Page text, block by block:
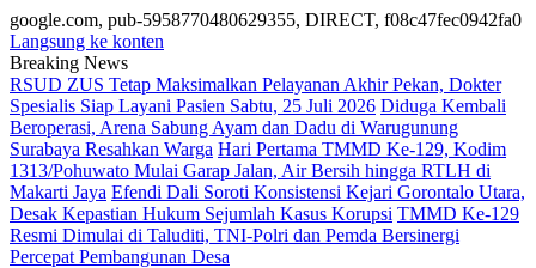
google.com, pub-5958770480629355, DIRECT, f08c47fec0942fa0
Langsung ke konten
Breaking News
RSUD ZUS Tetap Maksimalkan Pelayanan Akhir Pekan, Dokter
Spesialis Siap Layani Pasien Sabtu, 25 Juli 2026 Diduga Kembali
Beroperasi, Arena Sabung Ayam dan Dadu di Warugunung
Surabaya Resahkan Warga Hari Pertama TMMD Ke-129, Kodim
1313/Pohuwato Mulai Garap Jalan, Air Bersih hingga RTLH di
Makarti Jaya Efendi Dali Soroti Konsistensi Kejari Gorontalo Utara,
Desak Kepastian Hukum Sejumlah Kasus Korupsi TMMD Ke-129
Resmi Dimulai di Taluditi, TNI-Polri dan Pemda Bersinergi
Percepat Pembangunan Desa